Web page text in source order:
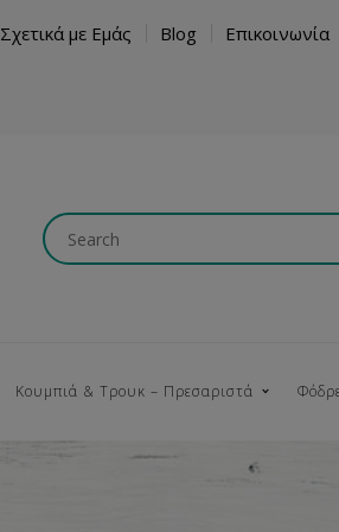
Σχετικά με Εμάς Blog Επικοινωνία
Κουμπιά & Τρουκ – Πρεσαριστά